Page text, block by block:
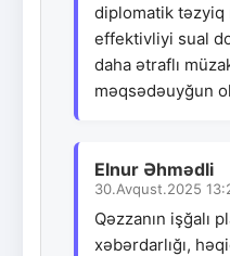
diplomatik təzyiq
effektivliyi sual
daha ətraflı
məqsədəuyğun
Elnur Əhmədli
30.Avqust.2025
Qəzzanın işğalı
xəbərdarlığı,